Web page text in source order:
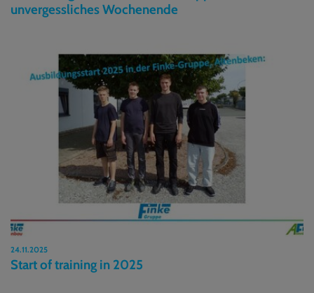
unvergessliches Wochenende
24.11.2025
Start of training in 2025